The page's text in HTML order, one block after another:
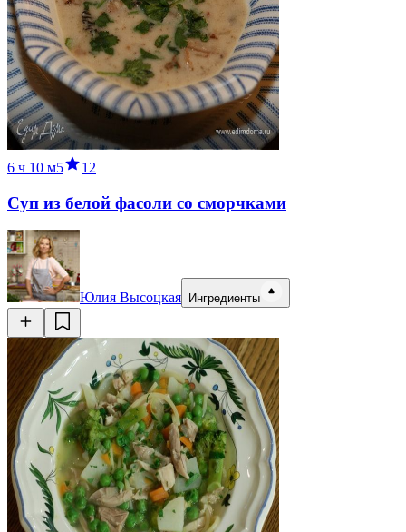
6 ч 10 м5 12
Суп из белой фасоли со сморчками
Юлия Высоцкая Ингредиенты